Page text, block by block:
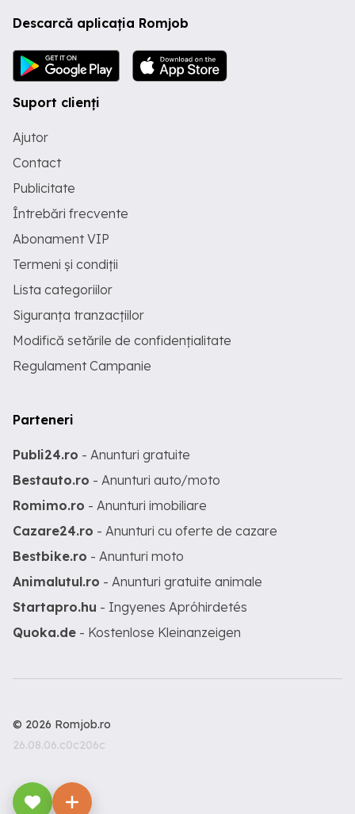
Descarcă aplicația Romjob
Suport clienți
Ajutor
Contact
Publicitate
Întrebări frecvente
Abonament VIP
Termeni și condiții
Lista categoriilor
Siguranța tranzacțiilor
Modifică setările de confidențialitate
Regulament Campanie
Parteneri
Publi24.ro - Anunturi gratuite
Bestauto.ro - Anunturi auto/moto
Romimo.ro - Anunturi imobiliare
Cazare24.ro - Anunturi cu oferte de cazare
Bestbike.ro - Anunturi moto
Animalutul.ro - Anunturi gratuite animale
Startapro.hu - Ingyenes Apróhirdetés
Quoka.de - Kostenlose Kleinanzeigen
© 2026 Romjob.ro
26.08.06.c0c206c